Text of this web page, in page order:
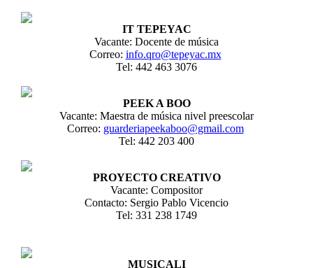
IT TEPEYAC
Vacante: Docente de música
Correo: info.qro@tepeyac.mx
Tel: 442 463 3076
PEEK A BOO
Vacante: Maestra de música nivel preescolar
Correo: guarderiapeekaboo@gmail.com
Tel: 442 203 400
PROYECTO CREATIVO
Vacante: Compositor
Contacto: Sergio Pablo Vicencio
Tel: 331 238 1749
MUSICALI